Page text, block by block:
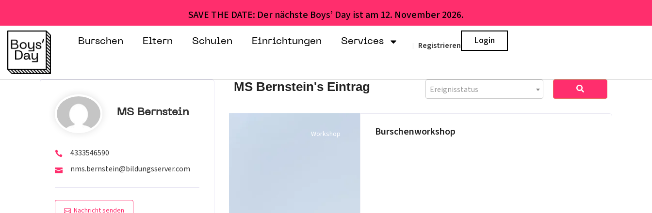
SAVE THE DATE: Der nächste Boys’ Day ist am 12. November 2026.
Burschen Eltern Schulen Einrichtungen Services | Registrieren Login
MS Bernstein
4333546590
nms.bernstein@bildungsserver.com
Nachricht senden
MS Bernstein's Eintrag Ereignisstatus
Workshop Burschenworkshop